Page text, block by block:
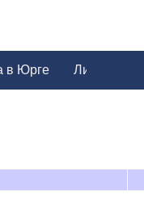
в Юрге